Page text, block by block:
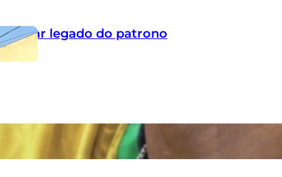
legado do patrono
o Centro de Florianópolis